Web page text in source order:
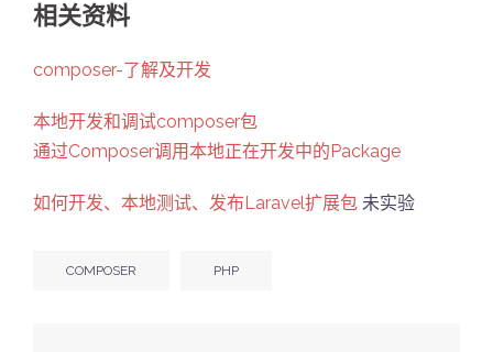
相关资料
composer-了解及开发
本地开发和调试composer包
通过Composer调用本地正在开发中的Package
如何开发、本地测试、发布Laravel扩展包 未实验
COMPOSER PHP